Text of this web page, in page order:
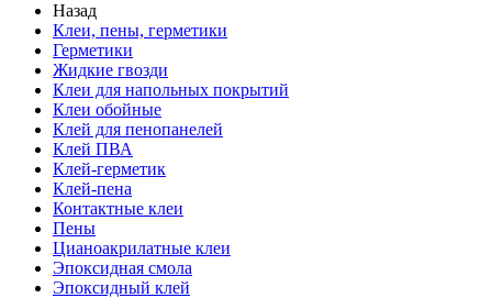
Назад
Клеи, пены, герметики
Герметики
Жидкие гвозди
Клеи для напольных покрытий
Клеи обойные
Клей для пенопанелей
Клей ПВА
Клей-герметик
Клей-пена
Контактные клеи
Пены
Цианоакрилатные клеи
Эпоксидная смола
Эпоксидный клей